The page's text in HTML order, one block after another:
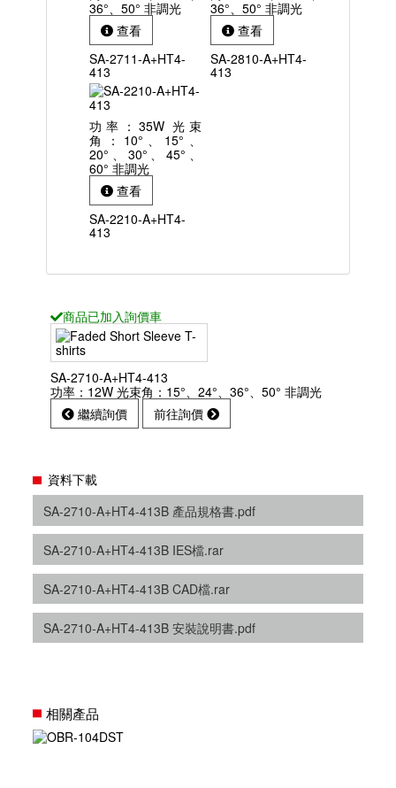
36°、50° 非調光
查看
SA-2711-A+HT4-
413
36°、50° 非調光
查看
SA-2810-A+HT4-
413
功率：35W 光束
角：10°、15°、
20°、30°、45°、
60° 非調光
查看
SA-2210-A+HT4-
413
商品已加入詢價車
SA-2710-A+HT4-413
功率：12W 光束角：15°、24°、36°、50° 非調光
繼續詢價
前往詢價
資料下載
SA-2710-A+HT4-413B 產品規格書.pdf
SA-2710-A+HT4-413B IES檔.rar
SA-2710-A+HT4-413B CAD檔.rar
SA-2710-A+HT4-413B 安裝說明書.pdf
相關產品